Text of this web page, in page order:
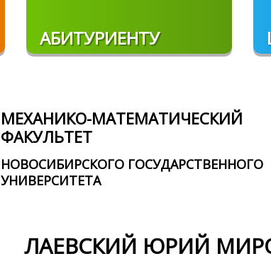
АБИТУРИЕНТУ
МЕХАНИКО-МАТЕМАТИЧЕСКИЙ
ФАКУЛЬТЕТ
НОВОСИБИРСКОГО ГОСУДАРСТВЕННОГО
УНИВЕРСИТЕТА
ЛАЕВСКИЙ ЮРИЙ